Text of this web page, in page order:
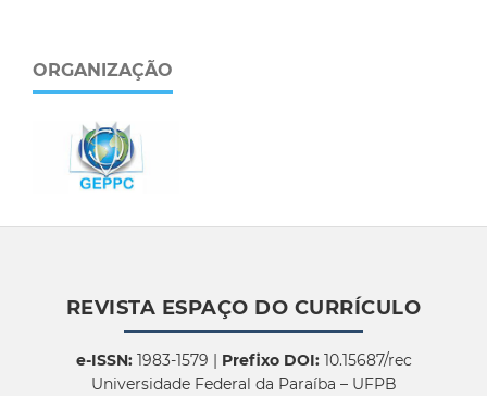
ORGANIZAÇÃO
REVISTA ESPAÇO DO CURRÍCULO
e-ISSN:1983-1579 | Prefixo DOI:10.15687/rec
Universidade Federal da Paraíba – UFPB